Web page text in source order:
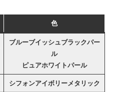
色
ブルーブイッシュブラックパー
ル
ピュアホワイトパール
シフォンアイボリーメタリック